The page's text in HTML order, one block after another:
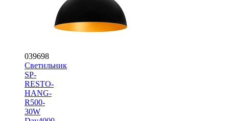
039698
Светильник
SP-
RESTO-
HANG-
R500-
30W